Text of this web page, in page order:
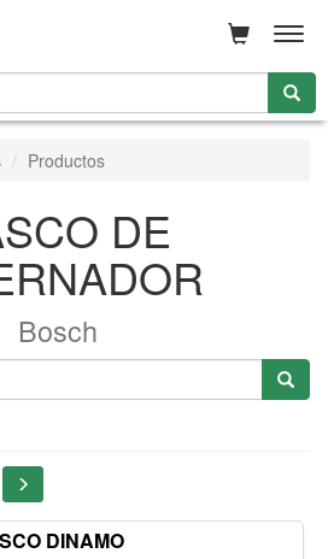
Productos
DE
Bosch
DINAMO